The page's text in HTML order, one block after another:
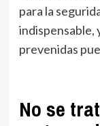
para la
indispensable,
prevenidas
No se